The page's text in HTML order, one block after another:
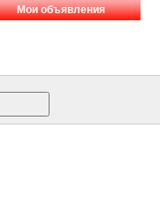
Мои объявления